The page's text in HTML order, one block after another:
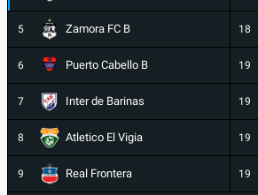
5 Zamora FC B 18
6 Puerto Cabello B 19
7 Inter de Barinas 19
8 Atletico El Vigia 19
9 Real Frontera 19